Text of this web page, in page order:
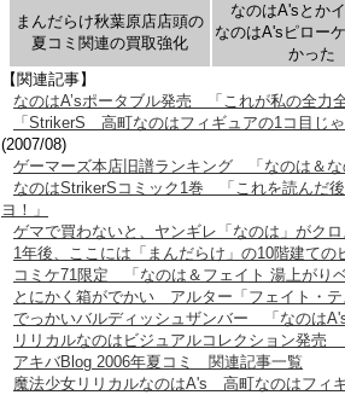
まんだらけ秋葉原店店頭の
夏コミ関連の買取強化
なのはA'sとか
なのはA'sピロー
かった
【関連記事】
なのはA’sポータブル発売 「これが私の全力
「StrikerS 高町なのはフィギュアの1コ目じ
(2007/08)
ゲーマーズ本店旧譜ランキング 「なのは＆
なのはStrikerSコミック1巻 「これを読んだ
ヨ！」
ゲマで買わないと、ヤンギレ「なのは」がク
1年後、ここには「まんだらけ」の10階建ての
コミケ71限定 「なのは＆フェイト 湯上がり
とにかく箱がでかい アルター「フェイト・
でっかいバルディッシュザンバー 「なのは
リリカルなのはビジュアルコレクション発売
アキバBlog 2006年夏コミ 関連記事一覧
魔法少女リリカルなのはA's 高町なのはフィ